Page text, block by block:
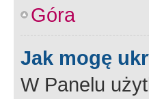
Góra
Jak mogę
W Panelu